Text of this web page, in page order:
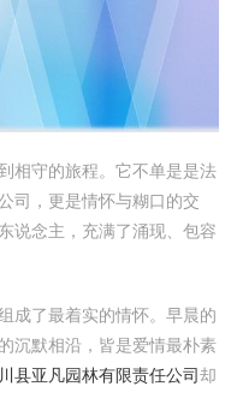
相守的旅程。它不单是是法
司，更是情怀与糊口的交
说念主，充满了涌现、包容
成了最着实的情怀。早晨的
沉默相沿，皆是爱情最朴素
县亚凡园林有限责任公司却